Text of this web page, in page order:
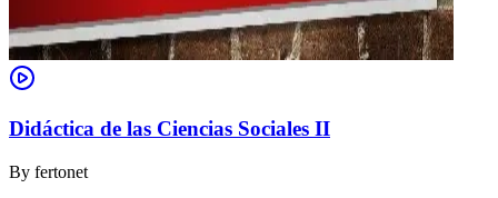
Didáctica de las Ciencias Sociales II
By fertonet